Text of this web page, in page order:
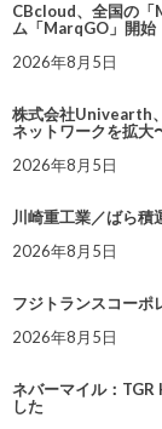
CBcloud、全国の「
ム「MarqGO」開始
2026年8月5日
株式会社Univearth
ネットワークを拡大
2026年8月5日
川崎重工業／ばら積
2026年8月5日
フジトランスコーポ
2026年8月5日
ネバーマイル：TGR
した